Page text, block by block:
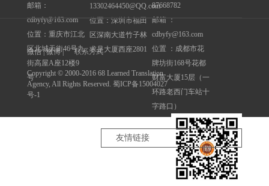
邮箱：
cdbyfy@163.com
位置：重庆市江北
区北城天街46号九
街高屋A座12楼9
号
13302464450@QQ.com
位置：深圳市福田
区深南大道竹子林
求是大厦西座2801
87668782
邮箱 ：
cdbyfy@163.com
位置 ：成都市花
牌坊街168号花都
财富大厦15层（一
环路老西门车站十
字路口）
微信 | 微博 | 联系方式
Copyright © 2000-2016 68 Learned Translation
Agency, All Rights Reserved. 蜀ICP备15004027
号-1
友情链接
深圳翻译公司
成都驾照翻译中心